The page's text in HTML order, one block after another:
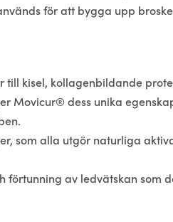
för att bygga upp
till kisel, kollagenbildande
Movicur® dess unika
som alla utgör naturliga
förtunning av ledvätskan som